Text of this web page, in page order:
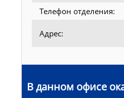
Телефон отделения:
Адрес:
В данном офисе